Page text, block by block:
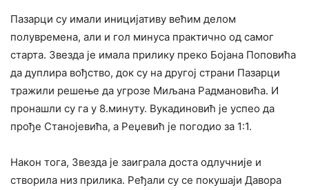
Пазарци су имали иницијативу већим делом
полувремена, али и гол минуса практично од самог
старта. Звезда је имала прилику преко Бојана Поповића
да дуплира вођство, док су на другој страни Пазарци
тражили решење да угрозе Миљана Радмановића. И
пронашли су га у 8.минуту. Вукадиновић је успео да
прође Станојевића, а Реџевић је погодио за 1:1.
Након тога, Звезда је заиграла доста одлучније и
створила низ прилика. Ређали су се покушаји Давора